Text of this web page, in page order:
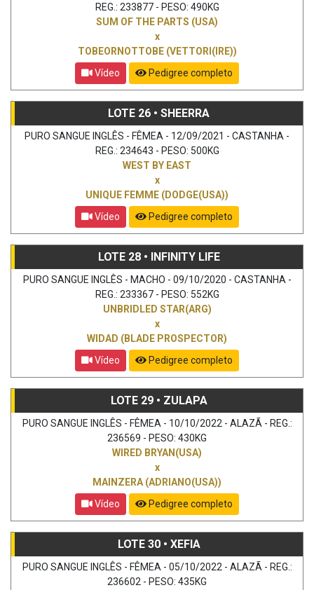
REG.: 233877 - PESO: 490KG
SUM OF THE PARTS (USA)
x
TOBEORNOTTOBE (VETTORI(IRE))
Vídeo
Pedigree completo
LOTE 26 • SHEERRA
PURO SANGUE INGLÊS - FÊMEA - 12/09/2021 - CASTANHA -
REG.: 234643 - PESO: 500KG
WEST BY EAST
x
UNIQUE FEMME (DODGE(USA))
Vídeo
Pedigree completo
LOTE 28 • INFINITY LIFE
PURO SANGUE INGLÊS - MACHO - 09/10/2020 - CASTANHA -
REG.: 233367 - PESO: 552KG
UNBRIDLED STAR(ARG)
x
WIDAD (BLADE PROSPECTOR)
Vídeo
Pedigree completo
LOTE 29 • ZULAPA
PURO SANGUE INGLÊS - FÊMEA - 10/10/2022 - ALAZÃ - REG.:
236569 - PESO: 430KG
WIRED BRYAN(USA)
x
MAINZERA (ADRIANO(USA))
Vídeo
Pedigree completo
LOTE 30 • XEFIA
PURO SANGUE INGLÊS - FÊMEA - 05/10/2022 - ALAZÃ - REG.:
236602 - PESO: 435KG